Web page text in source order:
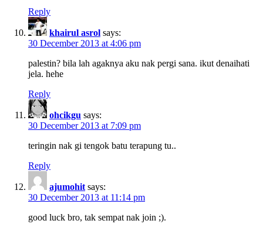
Reply
khairul asrol says:
30 December 2013 at 4:06 pm
palestin? bila lah agaknya aku nak pergi sana. ikut denaihati
jela. hehe
Reply
ohcikgu says:
30 December 2013 at 7:09 pm
teringin nak gi tengok batu terapung tu..
Reply
ajumohit says:
30 December 2013 at 11:14 pm
good luck bro, tak sempat nak join ;).